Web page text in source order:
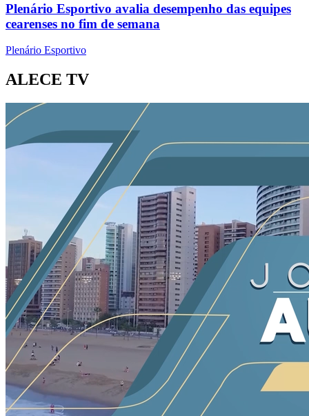
Plenário Esportivo avalia desempenho das equipes
cearenses no fim de semana
Plenário Esportivo
ALECE TV